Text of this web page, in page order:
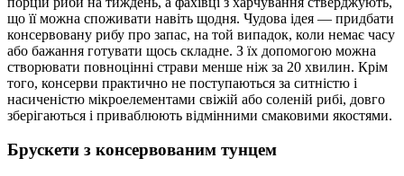
що її можна споживати навіть щодня. Чудова ідея — придбати
консервовану рибу про запас, на той випадок, коли немає часу
або бажання готувати щось складне. З їх допомогою можна
створювати повноцінні страви менше ніж за 20 хвилин. Крім
того, консерви практично не поступаються за ситністю і
насиченістю мікроелементами свіжій або соленій рибі, довго
зберігаються і приваблюють відмінними смаковими якостями.
Брускети з консервованим тунцем